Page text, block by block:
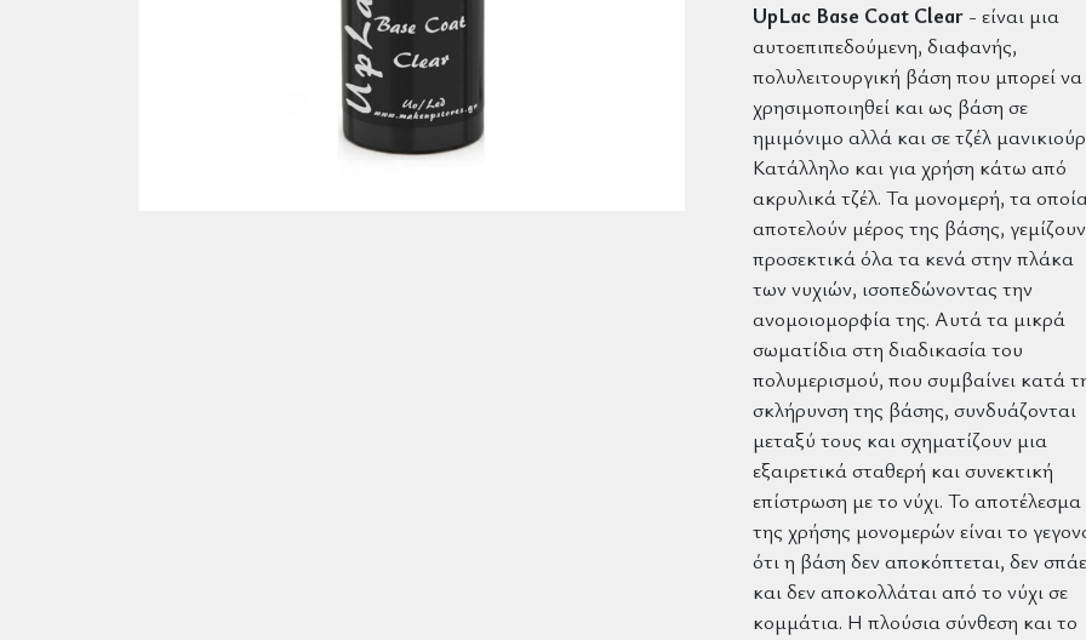
UpLac Base Coat Clear - είναι μια
αυτοεπιπεδούμενη, διαφανής,
πολυλειτουργική βάση που μπορεί να
χρησιμοποιηθεί και ως βάση σε
ημιμόνιμο αλλά και σε τζέλ
Κατάλληλο και για χρήση κάτω από
ακρυλικά τζέλ. Τα μονομερή, τα
αποτελούν μέρος της βάσης, γεμίζουν
προσεκτικά όλα τα κενά στην πλάκα
των νυχιών, ισοπεδώνοντας την
ανομοιομορφία της. Αυτά τα μικρά
σωματίδια στη διαδικασία του
πολυμερισμού, που συμβαίνει κατά
σκλήρυνση της βάσης, συνδυάζονται
μεταξύ τους και σχηματίζουν μια
εξαιρετικά σταθερή και συνεκτική
επίστρωση με το νύχι. Το αποτέλεσμα
της χρήσης μονομερών είναι το
ότι η βάση δεν αποκόπτεται, δεν
και δεν αποκολλάται από το νύχι σε
κομμάτια. Η πλούσια σύνθεση και το